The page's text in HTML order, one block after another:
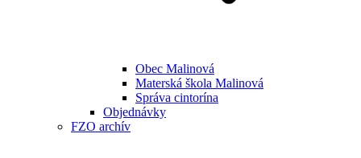
Obec Malinová
Materská škola Malinová
Správa cintorína
Objednávky
FZO archív